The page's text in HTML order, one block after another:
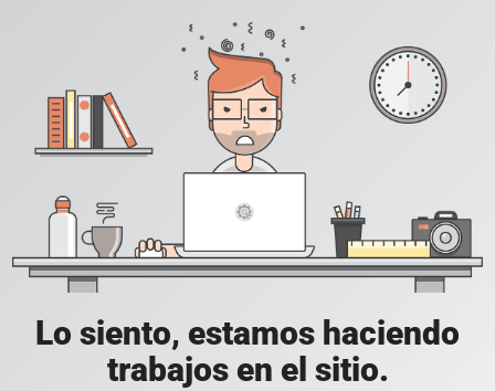
Lo siento, estamos haciendo
trabajos en el sitio.